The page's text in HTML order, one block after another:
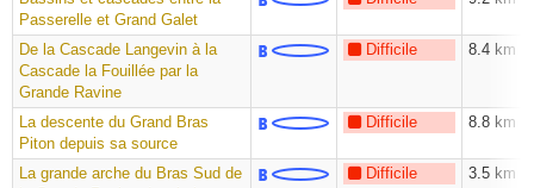
Passerelle et Grand Galet
De la Cascade Langevin à la
Cascade la Fouillée par la
Grande Ravine
Difficile 8.4 km
La descente du Grand Bras
Piton depuis sa source
Difficile 8.8 km
La grande arche du Bras Sud de
Difficile 3.5 km